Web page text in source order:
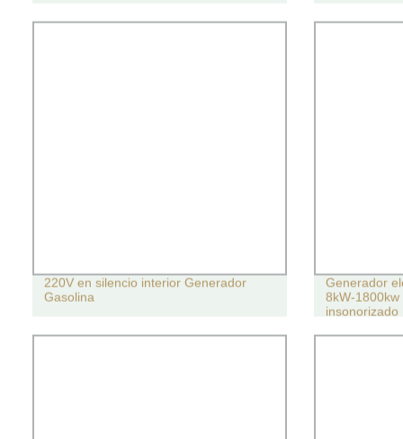
220V en silencio interior Generador
Gasolina
Generador
8kW-
insonorizado